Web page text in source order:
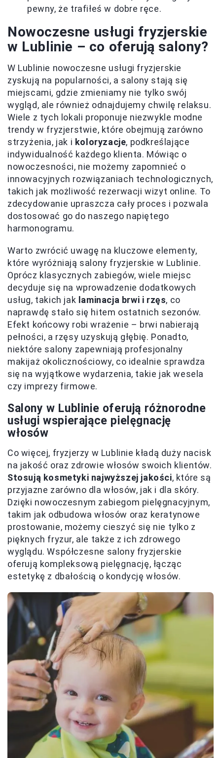
pewny, że trafiłeś w dobre ręce.
Nowoczesne usługi fryzjerskie
w Lublinie – co oferują salony?
W Lublinie nowoczesne usługi fryzjerskie
zyskują na popularności, a salony stają się
miejscami, gdzie zmieniamy nie tylko swój
wygląd, ale również odnajdujemy chwilę relaksu.
Wiele z tych lokali proponuje niezwykle modne
trendy w fryzjerstwie, które obejmują zarówno
strzyżenia, jak i koloryzacje, podkreślające
indywidualność każdego klienta. Mówiąc o
nowoczesności, nie możemy zapomnieć o
innowacyjnych rozwiązaniach technologicznych,
takich jak możliwość rezerwacji wizyt online. To
zdecydowanie upraszcza cały proces i pozwala
dostosować go do naszego napiętego
harmonogramu.
Warto zwrócić uwagę na kluczowe elementy,
które wyróżniają salony fryzjerskie w Lublinie.
Oprócz klasycznych zabiegów, wiele miejsc
decyduje się na wprowadzenie dodatkowych
usług, takich jak laminacja brwi i rzęs, co
naprawdę stało się hitem ostatnich sezonów.
Efekt końcowy robi wrażenie – brwi nabierają
pełności, a rzęsy uzyskują głębię. Ponadto,
niektóre salony zapewniają profesjonalny
makijaż okolicznościowy, co idealnie sprawdza
się na wyjątkowe wydarzenia, takie jak wesela
czy imprezy firmowe.
Salony w Lublinie oferują różnorodne
usługi wspierające pielęgnację
włosów
Co więcej, fryzjerzy w Lublinie kładą duży nacisk
na jakość oraz zdrowie włosów swoich klientów.
Stosują kosmetyki najwyższej jakości, które są
przyjazne zarówno dla włosów, jak i dla skóry.
Dzięki nowoczesnym zabiegom pielęgnacyjnym,
takim jak odbudowa włosów oraz keratynowe
prostowanie, możemy cieszyć się nie tylko z
pięknych fryzur, ale także z ich zdrowego
wyglądu. Współczesne salony fryzjerskie
oferują kompleksową pielęgnację, łącząc
estetykę z dbałością o kondycję włosów.